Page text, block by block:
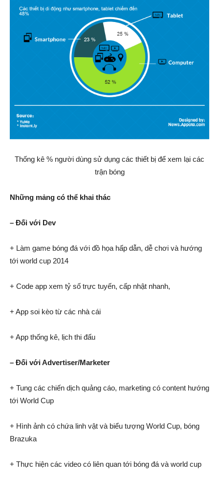
Thống kê % người dùng sử dụng các thiết bị để xem lại các
trận bóng
Những mảng có thể khai thác
– Đối với Dev
+ Làm game bóng đá với đồ họa hấp dẫn, dễ chơi và hướng
tới world cup 2014
+ Code app xem tỷ số trực tuyến, cấp nhật nhanh,
+ App soi kèo từ các nhà cái
+ App thống kê, lịch thi đấu
– Đối với Advertiser/Marketer
+ Tung các chiến dịch quảng cáo, marketing có content hướng
tới World Cup
+ Hình ảnh có chứa linh vật và biểu tượng World Cup, bóng
Brazuka
+ Thực hiện các video có liên quan tới bóng đá và world cup